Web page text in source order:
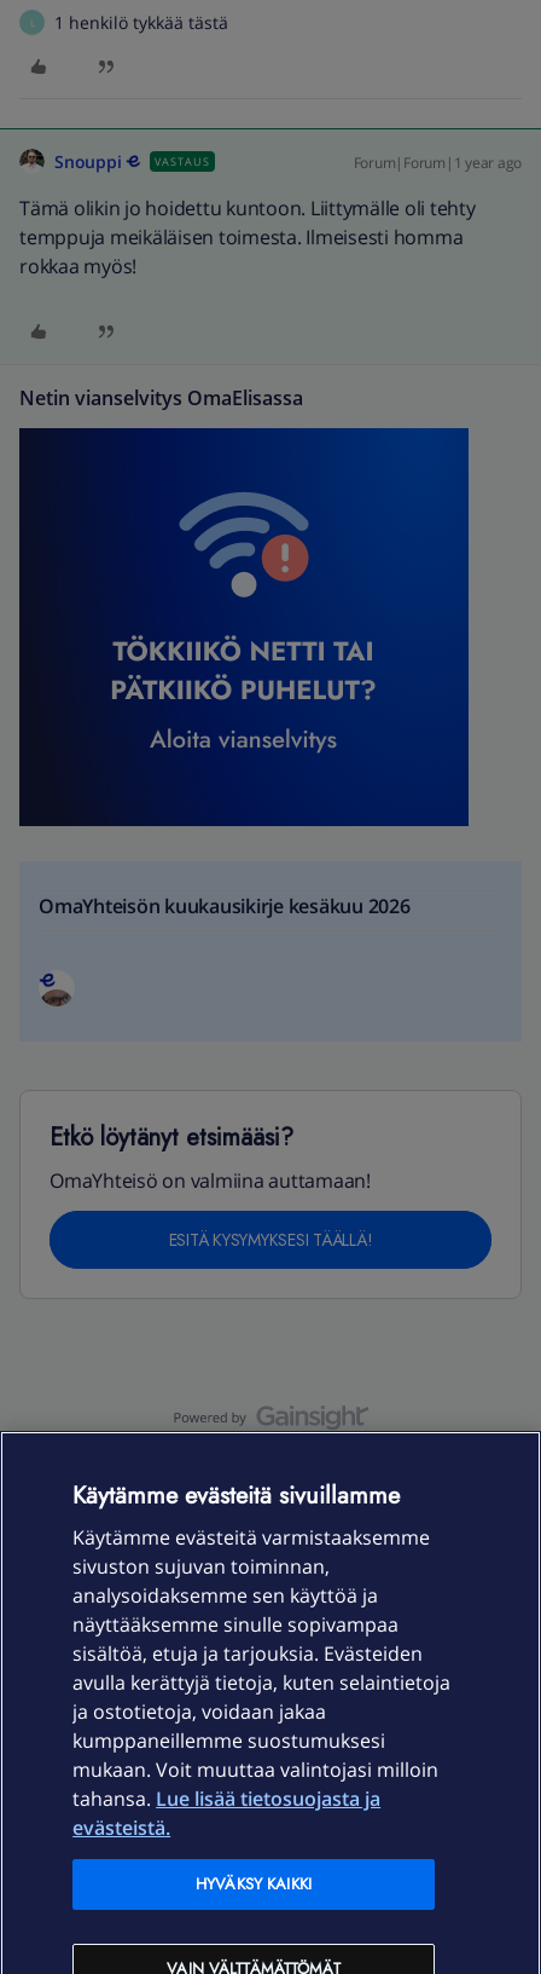
1 henkilö tykkää tästä
Snouppi VASTAUS Forum|Forum|1 year ago
Tämä olikin jo hoidettu kuntoon. Liittymälle oli tehty
temppuja meikäläisen toimesta. Ilmeisesti homma
rokkaa myös!
Netin vianselvitys OmaElisassa
OmaYhteisön kuukausikirje kesäkuu 2026
Etkö löytänyt etsimääsi?
OmaYhteisö on valmiina auttamaan!
ESITÄ KYSYMYKSESI TÄÄLLÄ!
Laitteet & liittymät
Palvelut
Ajankohtaista
Elisa Oyj
In English
Käytämme evästeitä sivuillamme
Käytämme evästeitä varmistaaksemme
sivuston sujuvan toiminnan,
analysoidaksemme sen käyttöä ja
näyttääksemme sinulle sopivampaa
sisältöä, etuja ja tarjouksia. Evästeiden
avulla kerättyjä tietoja, kuten selaintietoja
ja ostotietoja, voidaan jakaa
kumppaneillemme suostumuksesi
mukaan. Voit muuttaa valintojasi milloin
tahansa. Lue lisää tietosuojasta ja
evästeistä.
VAIN VÄLTTÄMÄTTÖMÄT
HYVÄKSY KAIKKI